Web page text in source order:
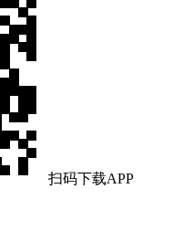
扫码下载APP